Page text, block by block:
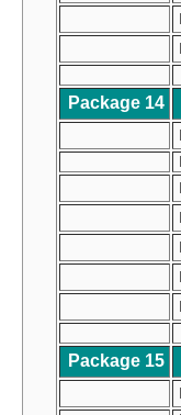
Package 14
Package 15